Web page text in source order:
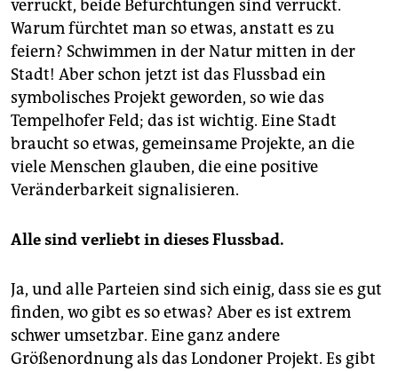
verrückt, beide Befürchtungen sind verrückt.
Warum fürchtet man so etwas, anstatt es zu
feiern? Schwimmen in der Natur mitten in der
Stadt! Aber schon jetzt ist das Flussbad ein
symbolisches Projekt geworden, so wie das
Tempelhofer Feld; das ist wichtig. Eine Stadt
braucht so etwas, gemeinsame Projekte, an die
viele Menschen glauben, die eine positive
Veränderbarkeit signalisieren.
Alle sind verliebt in dieses Flussbad.
Ja, und alle Parteien sind sich einig, dass sie es gut
finden, wo gibt es so etwas? Aber es ist extrem
schwer umsetzbar. Eine ganz andere
Größenordnung als das Londoner Projekt. Es gibt